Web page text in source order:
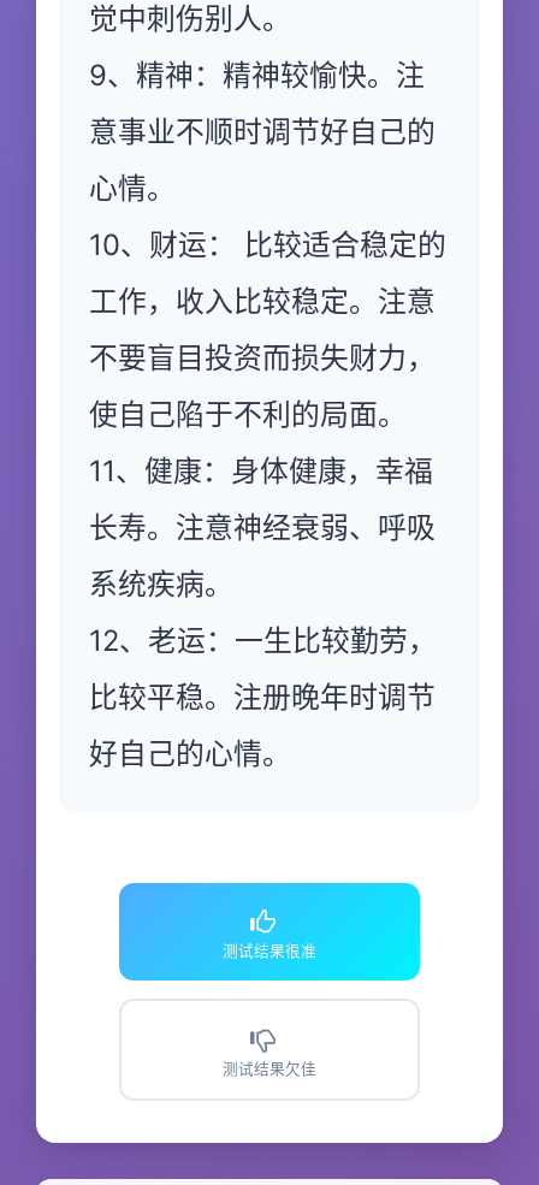
觉中刺伤别人。
9、精神：精神较愉快。注
意事业不顺时调节好自己的
心情。
10、财运： 比较适合稳定的
工作，收入比较稳定。注意
不要盲目投资而损失财力，
使自己陷于不利的局面。
11、健康：身体健康，幸福
长寿。注意神经衰弱、呼吸
系统疾病。
12、老运：一生比较勤劳，
比较平稳。注册晚年时调节
好自己的心情。
测试结果很准
测试结果欠佳